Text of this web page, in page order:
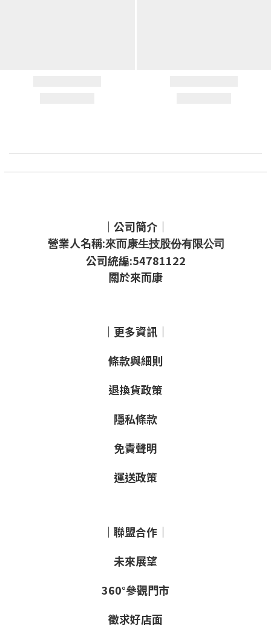
｜公司簡介｜
營業人名稱:來而康生技股份有限公司
公司統編:54781122
關於來而康
｜更多資訊｜
條款與細則
退換貨政策
隱私條款
免責聲明
運送政策
｜聯盟合作｜
未來展望
360°參觀門市
徵求好店面